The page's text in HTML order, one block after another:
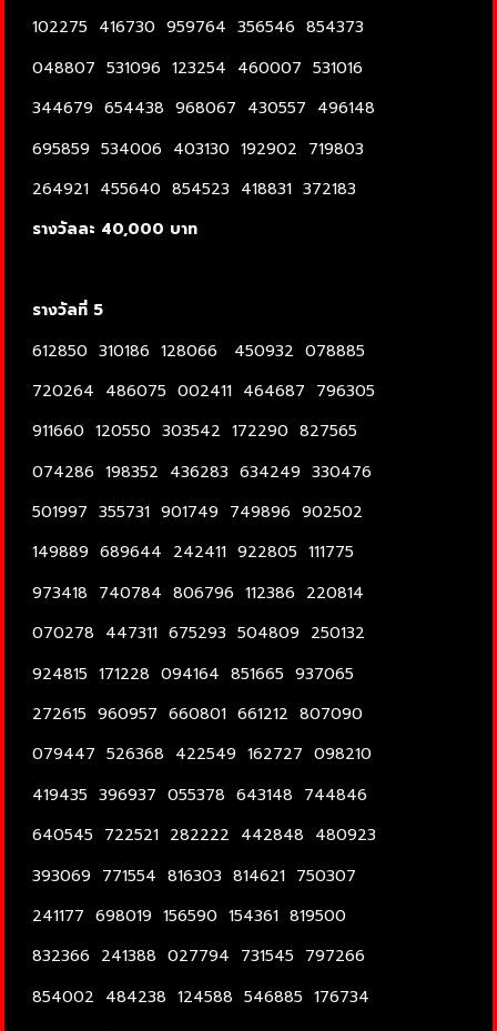
102275 416730 959764 356546 854373
048807 531096 123254 460007 531016
344679 654438 968067 430557 496148
695859 534006 403130 192902 719803
264921 455640 854523 418831 372183
รางวัลละ 40,000 บาท
รางวัลที่ 5
612850 310186 128066 450932 078885
720264 486075 002411 464687 796305
911660 120550 303542 172290 827565
074286 198352 436283 634249 330476
501997 355731 901749 749896 902502
149889 689644 242411 922805 111775
973418 740784 806796 112386 220814
070278 447311 675293 504809 250132
924815 171228 094164 851665 937065
272615 960957 660801 661212 807090
079447 526368 422549 162727 098210
419435 396937 055378 643148 744846
640545 722521 282222 442848 480923
393069 771554 816303 814621 750307
241177 698019 156590 154361 819500
832366 241388 027794 731545 797266
854002 484238 124588 546885 176734